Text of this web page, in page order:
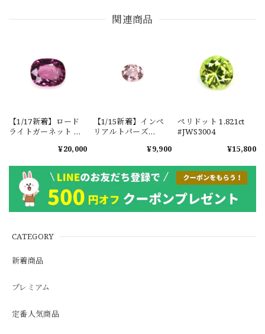
CATEGORY
新着商品
プレミアム
定番人気商品
関連商品
【1/17新着】ロード
ライトガーネット タ
1.601ct【ソーティン
¥20,000
【1/15新着】インペ
リアルトパーズ
¥9,900
ペリドット 1.821ct
#JWS3004
¥15,800